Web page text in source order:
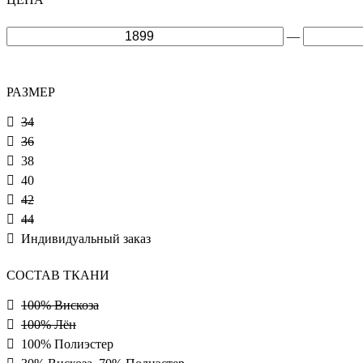
—
РАЗМЕР
34
36
38
40
42
44
Индивидуальный заказ
СОСТАВ ТКАНИ
100% Вискоза
100% Лён
100% Полиэстер